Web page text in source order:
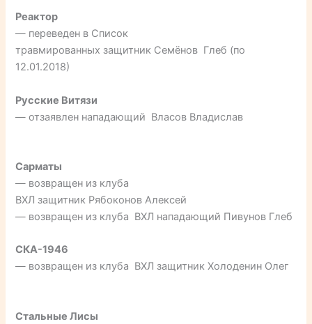
Реактор
— переведен в Список
травмированных защитник Семёнов Глеб (по
12.01.2018)
Русские Витязи
— отзаявлен нападающий Власов Владислав
Сарматы
— возвращен из клуба
ВХЛ защитник Рябоконов Алексей
— возвращен из клуба ВХЛ нападающий Пивунов Глеб
СКА-1946
— возвращен из клуба ВХЛ защитник Холоденин Олег
Стальные Лисы